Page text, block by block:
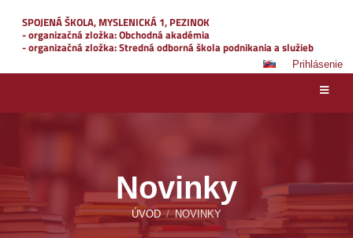
SPOJENÁ ŠKOLA, MYSLENICKÁ 1, PEZINOK
- organizačná zložka: Obchodná akadémia
- organizačná zložka: Stredná odborná škola podnikania a služieb
Prihlásenie
Novinky
ÚVOD / NOVINKY